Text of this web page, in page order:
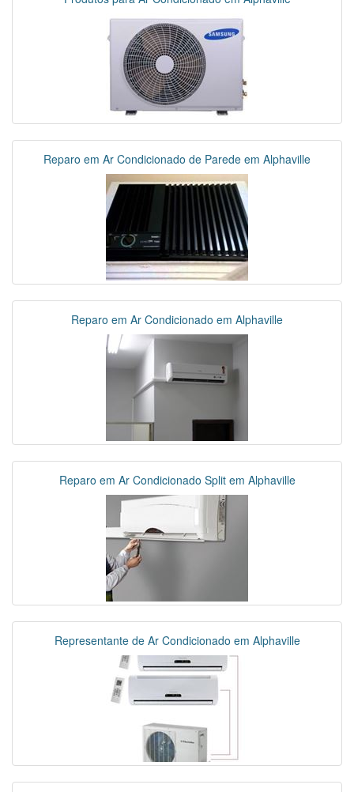
Reparo em Ar Condicionado de Parede em Alphaville
Reparo em Ar Condicionado em Alphaville
Reparo em Ar Condicionado Split em Alphaville
Representante de Ar Condicionado em Alphaville